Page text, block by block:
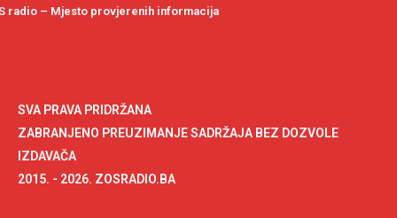
radio – Mjesto provjerenih informacija
SVA PRAVA PRIDRŽANA
ZABRANJENO PREUZIMANJE SADRŽAJA BEZ DOZVOLE
IZDAVAČA
2015. - 2026. ZOSRADIO.BA